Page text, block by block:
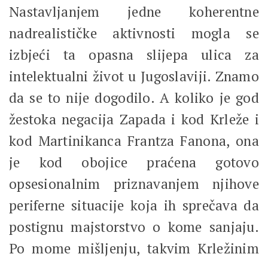
Nastavljanjem jedne koherentne
nadrealističke aktivnosti mogla se
izbjeći ta opasna slijepa ulica za
intelektualni život u Jugoslaviji. Znamo
da se to nije dogodilo. A koliko je god
žestoka negacija Zapada i kod Krleže i
kod Martinikanca Frantza Fanona, ona
je kod obojice praćena gotovo
opsesionalnim priznavanjem njihove
periferne situacije koja ih sprečava da
postignu majstorstvo o kome sanjaju.
Po mome mišljenju, takvim Krležinim